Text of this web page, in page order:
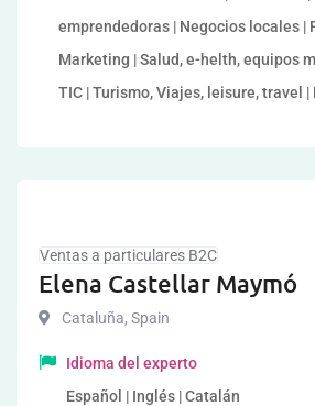
emprendedoras | Negocios locales |
Marketing | Salud, e-helth, equipos
TIC | Turismo, Viajes, leisure, travel |
Ventas a particulares B2C
Elena Castellar Maymó
Cataluña, Spain
Idioma del experto
Español | Inglés | Catalán